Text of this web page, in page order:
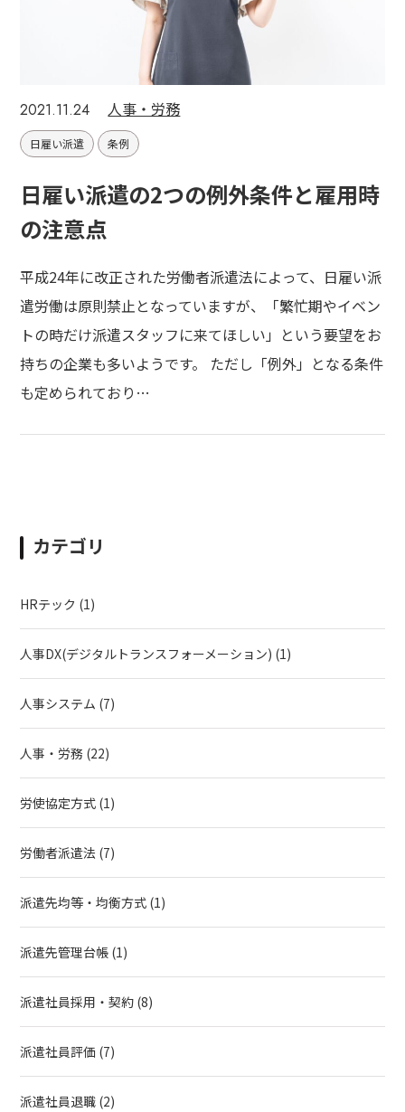
2021.11.24 人事・労務
日雇い派遣 条例
日雇い派遣の2つの例外条件と雇用時
の注意点
平成24年に改正された労働者派遣法によって、日雇い派
遣労働は原則禁止となっていますが、「繁忙期やイベン
トの時だけ派遣スタッフに来てほしい」という要望をお
持ちの企業も多いようです。 ただし「例外」となる条件
も定められており…
カテゴリ
HRテック (1)
人事DX(デジタルトランスフォーメーション) (1)
人事システム (7)
人事・労務 (22)
労使協定方式 (1)
労働者派遣法 (7)
派遣先均等・均衡方式 (1)
派遣先管理台帳 (1)
派遣社員採用・契約 (8)
派遣社員評価 (7)
派遣社員退職 (2)